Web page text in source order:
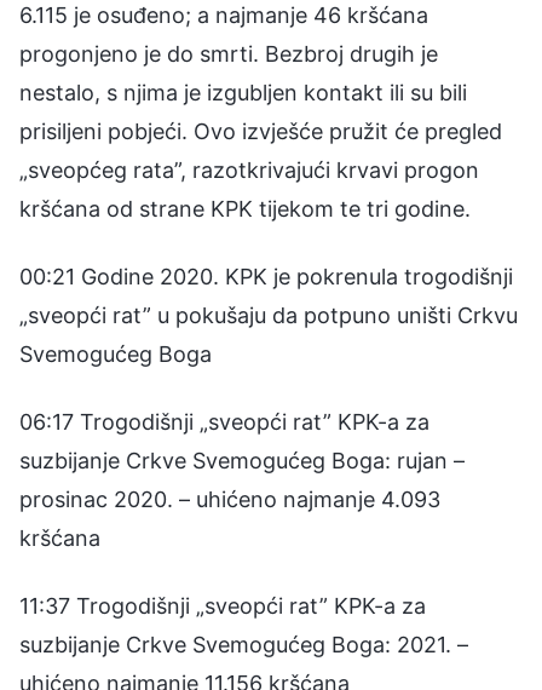
6.115 je osuđeno; a najmanje 46 kršćana
progonjeno je do smrti. Bezbroj drugih je
nestalo, s njima je izgubljen kontakt ili su bili
prisiljeni pobjeći. Ovo izvješće pružit će pregled
„sveopćeg rata”, razotkrivajući krvavi progon
kršćana od strane KPK tijekom te tri godine.
00:21 Godine 2020. KPK je pokrenula trogodišnji
„sveopći rat” u pokušaju da potpuno uništi Crkvu
Svemogućeg Boga
06:17 Trogodišnji „sveopći rat” KPK-a za
suzbijanje Crkve Svemogućeg Boga: rujan –
prosinac 2020. – uhićeno najmanje 4.093
kršćana
11:37 Trogodišnji „sveopći rat” KPK-a za
suzbijanje Crkve Svemogućeg Boga: 2021. –
uhićeno najmanje 11.156 kršćana